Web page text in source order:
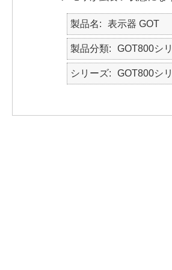
製品名 表示器 GOT
製品分類 GOT800シ
シリーズ GOT800シ